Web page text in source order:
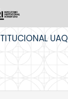
UAQ